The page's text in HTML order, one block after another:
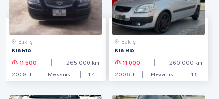
Bakı ş.
Kia Rio
11 500 265 000 km
2008 il Mexaniki 1.4 L
Bakı ş.
Kia Rio
11 000 260 000 km
2006 il Mexaniki 1.5 L